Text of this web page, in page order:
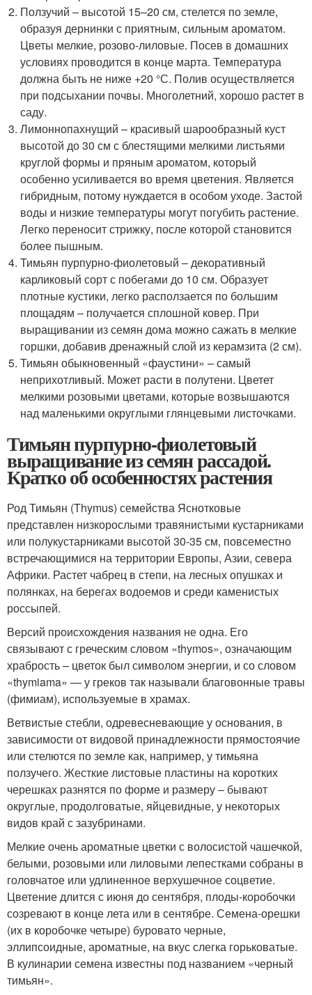
Ползучий – высотой 15–20 см, стелется по земле,
образуя дернинки с приятным, сильным ароматом.
Цветы мелкие, розово-лиловые. Посев в домашних
условиях проводится в конце марта. Температура
должна быть не ниже +20 °С. Полив осуществляется
при подсыхании почвы. Многолетний, хорошо растет в
саду.
Лимоннопахнущий – красивый шарообразный куст
высотой до 30 см с блестящими мелкими листьями
круглой формы и пряным ароматом, который
особенно усиливается во время цветения. Является
гибридным, потому нуждается в особом уходе. Застой
воды и низкие температуры могут погубить растение.
Легко переносит стрижку, после которой становится
более пышным.
Тимьян пурпурно-фиолетовый – декоративный
карликовый сорт с побегами до 10 см. Образует
плотные кустики, легко расползается по большим
площадям – получается сплошной ковер. При
выращивании из семян дома можно сажать в мелкие
горшки, добавив дренажный слой из керамзита (2 см).
Тимьян обыкновенный «фаустини» – самый
неприхотливый. Может расти в полутени. Цветет
мелкими розовыми цветами, которые возвышаются
над маленькими округлыми глянцевыми листочками.
Тимьян пурпурно-фиолетовый
выращивание из семян рассадой.
Кратко об особенностях растения
Род Тимьян (Thymus) семейства Яснотковые
представлен низкорослыми травянистыми кустарниками
или полукустарниками высотой 30-35 см, повсеместно
встречающимися на территории Европы, Азии, севера
Африки. Растет чабрец в степи, на лесных опушках и
полянках, на берегах водоемов и среди каменистых
россыпей.
Версий происхождения названия не одна. Его
связывают с греческим словом «thymos», означающим
храбрость – цветок был символом энергии, и со словом
«thymiama» — у греков так называли благовонные травы
(фимиам), используемые в храмах.
Ветвистые стебли, одревесневающие у основания, в
зависимости от видовой принадлежности прямостоячие
или стелются по земле как, например, у тимьяна
ползучего. Жесткие листовые пластины на коротких
черешках разнятся по форме и размеру – бывают
округлые, продолговатые, яйцевидные, у некоторых
видов край с зазубринами.
Мелкие очень ароматные цветки с волосистой чашечкой,
белыми, розовыми или лиловыми лепестками собраны в
головчатое или удлиненное верхушечное соцветие.
Цветение длится с июня до сентября, плоды-коробочки
созревают в конце лета или в сентябре. Семена-орешки
(их в коробочке четыре) буровато черные,
эллипсоидные, ароматные, на вкус слегка горьковатые.
В кулинарии семена известны под названием «черный
тимьян».